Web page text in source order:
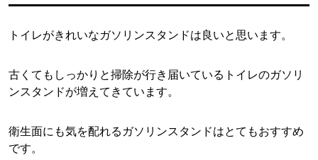
トイレがきれいなガソリンスタンドは良いと思います。
古くてもしっかりと掃除が行き届いているトイレのガソリ
ンスタンドが増えてきています。
衛生面にも気を配れるガソリンスタンドはとてもおすすめ
です。